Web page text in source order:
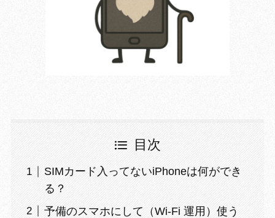
目次
SIMカード入ってないiPhoneは何ができ
る？
予備のスマホにして（Wi-Fi 運用）使う